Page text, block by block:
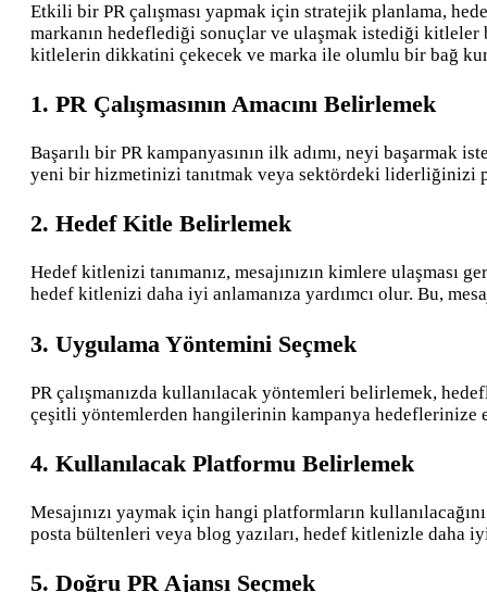
Etkili bir PR çalışması yapmak için stratejik planlama,
markanın hedeflediği sonuçlar ve ulaşmak istediği
kitlelerin dikkatini çekecek ve marka ile olumlu bir bağ
1. PR Çalışmasının Amacını Belirlemek
Başarılı bir PR kampanyasının ilk adımı, neyi
yeni bir hizmetinizi tanıtmak veya sektördeki liderliğinizi
2. Hedef Kitle Belirlemek
Hedef kitlenizi tanımanız, mesajınızın kimlere ulaşması
hedef kitlenizi daha iyi anlamanıza yardımcı olur. Bu,
3. Uygulama Yöntemini Seçmek
PR çalışmanızda kullanılacak yöntemleri belirlemek,
çeşitli yöntemlerden hangilerinin kampanya
4. Kullanılacak Platformu Belirlemek
Mesajınızı yaymak için hangi platformların
posta bültenleri veya blog yazıları, hedef kitlenizle daha
5. Doğru PR Ajansı Seçmek